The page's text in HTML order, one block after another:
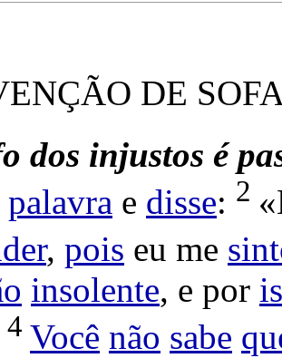
DE
dos injustos é
palavra e disse: 2
, pois eu me
insolente, e por
4 Você não sabe